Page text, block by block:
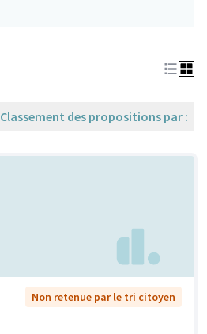
Classement des propositions par :
Non retenue par le tri citoyen